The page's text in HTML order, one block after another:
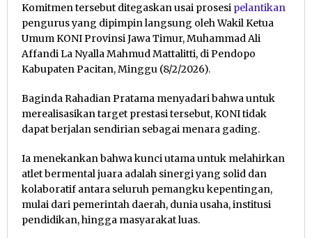
Komitmen tersebut ditegaskan usai prosesi pelantikan
pengurus yang dipimpin langsung oleh Wakil Ketua
Umum KONI Provinsi Jawa Timur, Muhammad Ali
Affandi La Nyalla Mahmud Mattalitti, di Pendopo
Kabupaten Pacitan, Minggu (8/2/2026).
Baginda Rahadian Pratama menyadari bahwa untuk
merealisasikan target prestasi tersebut, KONI tidak
dapat berjalan sendirian sebagai menara gading.
Ia menekankan bahwa kunci utama untuk melahirkan
atlet bermental juara adalah sinergi yang solid dan
kolaboratif antara seluruh pemangku kepentingan,
mulai dari pemerintah daerah, dunia usaha, institusi
pendidikan, hingga masyarakat luas.